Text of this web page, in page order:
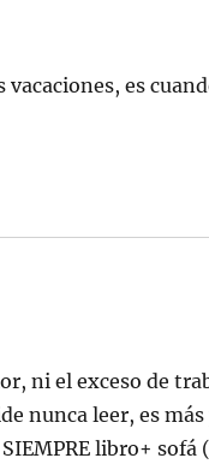
es
ni el exceso de
nunca leer, es más
libro+ sofá